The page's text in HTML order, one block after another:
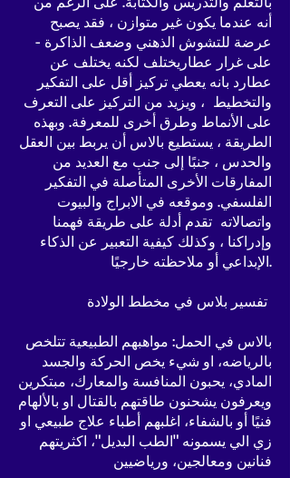
أنه عندما يكون غير متوازن ، فقد يصبح
عرضة للتشوش الذهني وضعف الذاكرة -
على غرار عطاريختلف لكنه يختلف عن
عطارد بانه يعطي تركيز أقل على التفكير
والتخطيط ، ويزيد من التركيز على التعرف
على الأنماط وطرق أخرى للمعرفة. وبهذه
الطريقة ، يستطيع بالاس أن يربط بين العقل
والحدس ، جنبًا إلى جنب مع العديد من
المفارقات الأخرى المتأصلة في التفكير
الفلسفي. وموقعه في الابراج والبيوت
واتصالاته تقدم أدلة على طريقة فهمنا
وإدراكنا ، وكذلك كيفية التعبير عن الذكاء
الإبداعي أو ملاحظته خارجيًا.
بالاس في الحمل: مواهبهم الطبيعية تتلخص
بالرياضه، او شيء يخص الحركة والجسد
المادي، يحبون المنافسة والمعارك، مبتكرين
ويعرفون يشحنون طاقتهم بالقتال او بالألهام
فنيًا أو بالشفاء، اغلبهم أطباء علاج طبيعي او
زي الي يسمونه "الطب البديل"، اكثريتهم
فنانين ومعالجين، ورياضيين